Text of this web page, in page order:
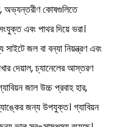
অভ্যন্তরীণ কোষগুলিতে
এবং পাথর দিয়ে ভরা।
জল বা বন্যা নিয়ন্ত্রণ এবং
দেয়াল, চ্যানেলের আস্তরণ
জাল উচ্চ প্রবাহ হার,
জন্য উপযুক্ত। গ্যাবিয়ন